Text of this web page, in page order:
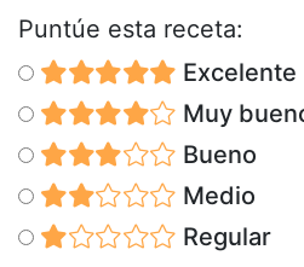
Puntúe esta receta:
Excelente
Muy
Bueno
Medio
Regular